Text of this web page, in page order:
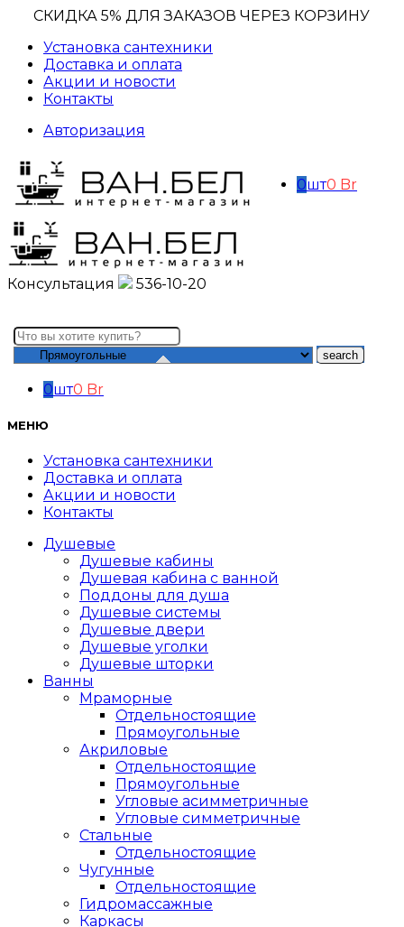
СКИДКА 5% ДЛЯ ЗАКАЗОВ ЧЕРЕЗ КОРЗИНУ
Установка сантехники
Доставка и оплата
Акции и новости
Контакты
Авторизация
0шт0 Br
Консультация 536-10-20
Search
here
0шт0 Br
МЕНЮ
Установка сантехники
Доставка и оплата
Акции и новости
Контакты
Душевые
Душевые кабины
Душевая кабина с ванной
Поддоны для душа
Душевые системы
Душевые двери
Душевые уголки
Душевые шторки
Ванны
Мраморные
Отдельностоящие
Прямоугольные
Акриловые
Отдельностоящие
Прямоугольные
Угловые асимметричные
Угловые симметричные
Стальные
Отдельностоящие
Чугунные
Отдельностоящие
Гидромассажные
Каркасы